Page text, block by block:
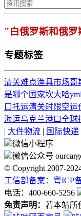
"白俄罗斯和俄罗
专题标签
清关难点渔具市场哥
是哪个国家坎大哈
口托运清关时限空运
海运乌克兰港口全球
| 大件物流 | 国际快递
微信小程序
微信公众号
© Copyright 2007-
工信部备案：粤ICP
电话：400-660-5256
免责声明： 若本站所